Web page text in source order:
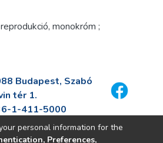
monokróm ;
Budapest, Szabó
tér 1.
1-411-5000
fszek.hu
personal information for the
Preferences,